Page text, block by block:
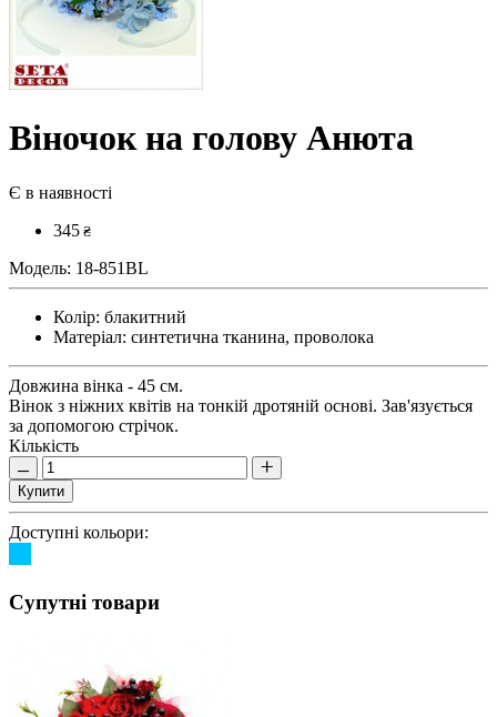
Віночок на голову Анюта
Є в наявності
345 ₴
Модель: 18-851BL
Колір: блакитний
Матеріал: синтетична тканина, проволока
Довжина вінка - 45 см.
Вінок з ніжних квітів на тонкій дротяній основі. Зав'язується
за допомогою стрічок.
Кількість
Купити
Доступні кольори:
Супутні товари